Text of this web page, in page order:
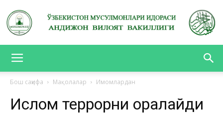
ВИЛОЯТ
Бош саҳифа Мақолалар Имомлардан
Ислом террорни қоралайди